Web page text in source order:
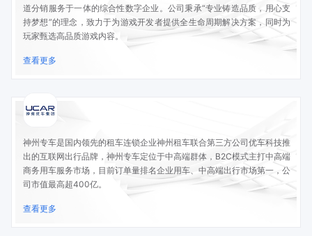
道分销服务于一体的综合性数字企业。公司秉承“专业铸造品质，用心支
持梦想”的理念，致力于为游戏开发者提供全生命周期解决方案，同时为
玩家甄选高品质游戏内容。
查看更多
神州专车是国内领先的租车连锁企业神州租车联合第三方公司优车科技推
出的互联网出行品牌，神州专车定位于中高端群体，B2C模式主打中高端
商务用车服务市场，目前订单量排名企业用车、中高端出行市场第一，公
司市值最高超400亿。
查看更多